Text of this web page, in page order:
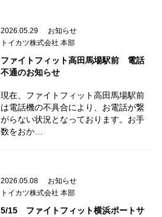
2026.05.29
お知らせ
トイカツ株式会社 本部
ファイトフィット高田馬場駅前 電話
不通のお知らせ
現在、ファイトフィット高田馬場駅前
は電話機の不具合により、お電話が繋
がらない状況となっております。お手
数をおか…
2026.05.08
お知らせ
トイカツ株式会社 本部
5/15 ファイトフィット横浜ポートサ